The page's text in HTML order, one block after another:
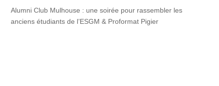
Alumni Club Mulhouse : une soirée pour rassembler les
anciens étudiants de l’ESGM & Proformat Pigier